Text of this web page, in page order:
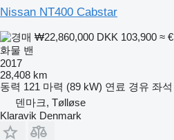
Nissan NT400 Cabstar
₩22,860,000 DKK 103,900 ≈
화물 밴
2017
28,408 km
동력 121 마력 (89 kW) 연료 경유 좌
덴마크, Tølløse
Klaravik Denmark